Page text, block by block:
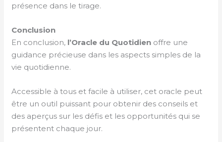
présence dans le tirage.
Conclusion
En conclusion, l’Oracle du Quotidien offre une
guidance précieuse dans les aspects simples de la
vie quotidienne.
Accessible à tous et facile à utiliser, cet oracle peut
être un outil puissant pour obtenir des conseils et
des aperçus sur les défis et les opportunités qui se
présentent chaque jour.